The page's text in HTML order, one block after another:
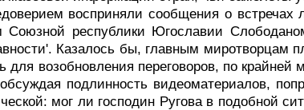
восприняли сообщения о встречах
Союзной республики Югославии
Казалось бы, главным миротворцам
для возобновления переговоров, по
подлинность видеоматериалов,
мог ли господин Ругова в подобной